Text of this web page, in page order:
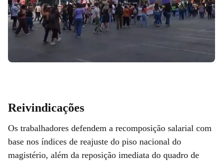
Reivindicações
Os trabalhadores defendem a recomposição salarial com
base nos índices de reajuste do piso nacional do
magistério, além da reposição imediata do quadro de